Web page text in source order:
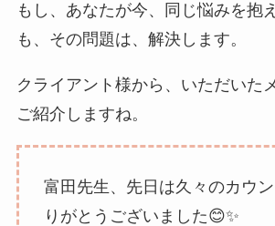
もし、あなたが今、同じ悩みを抱
も、その問題は、解決します。
クライアント様から、いただいた
ご紹介しますね。
富田先生、先日は久々のカウ
りがとうございました😊✨